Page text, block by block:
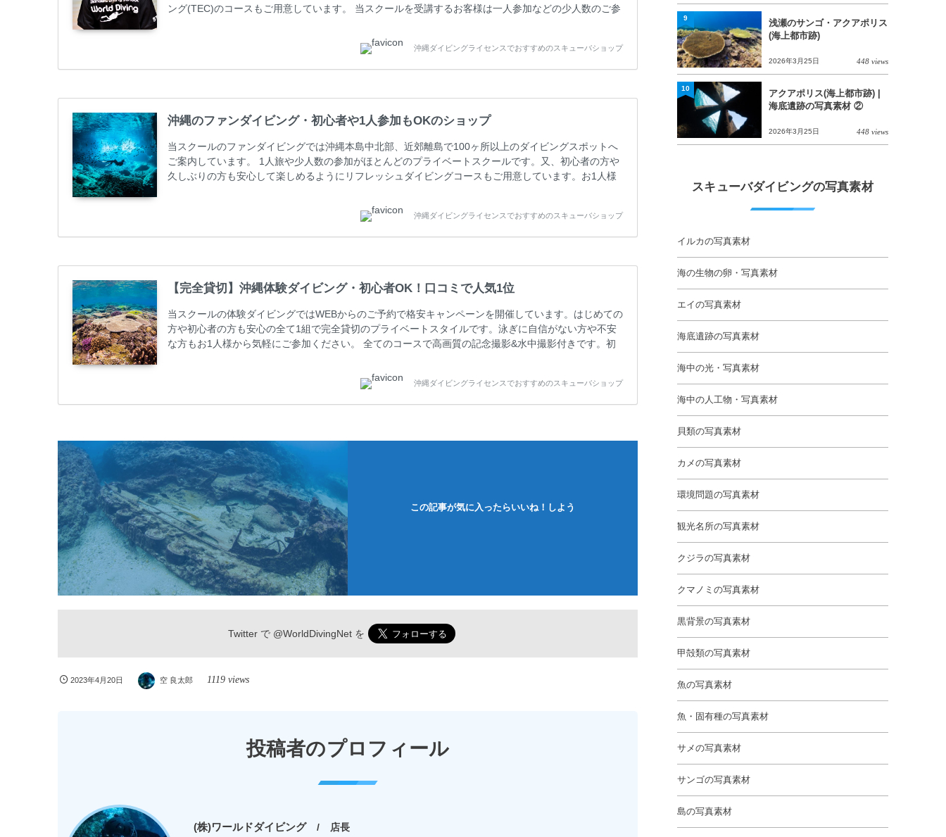
ング(TEC)のコースもご用意しています。 当スクールを受講するお客様は一人参加などの少人数のご参
ス取得コースは年間を通じてキャンペーンを行っています。 ベーシックダイバー(Cカード) 1日間+eラ
ーニング 最安値キャンペーン ￥22800(税込) ￥16800(税込) 器材 / 送迎 / 保険 / 全て込み ダイビン
グ...
沖縄ダイビングライセンスでおすすめのスキューバショップ
沖縄のファンダイビング・初心者や1人参加もOKのショップ
当スクールのファンダイビングでは沖縄本島中北部、近郊離島で100ヶ所以上のダイビングスポットへ
ご案内しています。 1人旅や少人数の参加がほとんどのプライベートスクールです。又、初心者の方や
久しぶりの方も安心して楽しめるようにリフレッシュダイビングコースもご用意しています。お1人様
ンダイビングのリピーター様はファンダイビングの全てのコース費が10%OFF、フル器材レンタルが
50%OFFになります。 沖縄本島周辺ビーチ・ファンダイビング ￥13800(税込)【 2ビーチ 】 ウエイ
ト / タンク / 送迎...
沖縄ダイビングライセンスでおすすめのスキューバショップ
【完全貸切】沖縄体験ダイビング・初心者OK！口コミで人気1位
当スクールの体験ダイビングではWEBからのご予約で格安キャンペーンを開催しています。はじめての
方や初心者の方も安心の全て1組で完全貸切のプライベートスタイルです。泳ぎに自信がない方や不安
な方もお1人様から気軽にご参加ください。 全てのコースで高画質の記念撮影&水中撮影付きです。初
ビング 格安キャンペーン！！￥16800 ￥11800(税込) 器材 / 送迎 / 保険 / 全て込み ダイビングがはじ
めての方や初心者でも気軽に体験できる半日のコース。沖縄本島のビーチからのんびりダイビングを楽
しめます...
沖縄ダイビングライセンスでおすすめのスキューバショップ
この記事が気に入ったらいいね！しよう
Twitter で @WorldDivingNetを
2023年4月20日 空 良太郎 1119 views
投稿者のプロフィール
(株)ワールドダイビング 店長
浅瀬のサンゴ・アクアポリス
(海上都市跡)
2026年3月25日 448 views
9
アクアポリス(海上都市跡) |
海底遺跡の写真素材 ②
2026年3月25日 448 views
10
スキューバダイビングの写真素材
イルカの写真素材
海の生物の卵・写真素材
エイの写真素材
海底遺跡の写真素材
海中の光・写真素材
海中の人工物・写真素材
貝類の写真素材
カメの写真素材
環境問題の写真素材
観光名所の写真素材
クジラの写真素材
クマノミの写真素材
黒背景の写真素材
甲殻類の写真素材
魚の写真素材
魚・固有種の写真素材
サメの写真素材
サンゴの写真素材
島の写真素材